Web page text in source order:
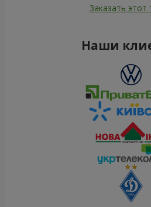
Заказать этот
Наши